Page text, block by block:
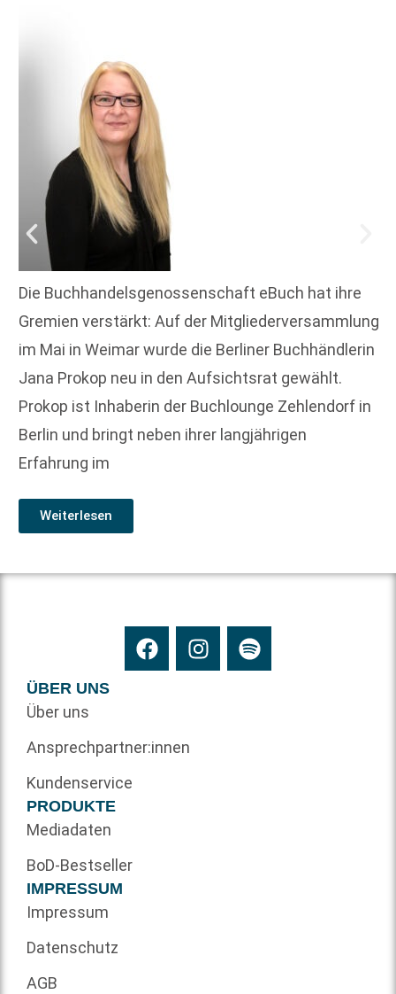
Die Buchhandelsgenossenschaft eBuch hat ihre
Gremien verstärkt: Auf der Mitgliederversammlung
im Mai in Weimar wurde die Berliner Buchhändlerin
Jana Prokop neu in den Aufsichtsrat gewählt.
Prokop ist Inhaberin der Buchlounge Zehlendorf in
Berlin und bringt neben ihrer langjährigen
Erfahrung im
Weiterlesen
ÜBER UNS
Über uns
Ansprechpartner:innen
Kundenservice
PRODUKTE
Mediadaten
BoD-Bestseller
IMPRESSUM
Impressum
Datenschutz
AGB